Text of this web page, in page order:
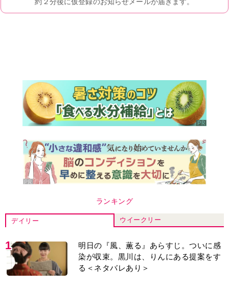
ランキング
デイリー ウイークリー
1
明日の『風、薫る』あらすじ。ついに感
染が収束。黒川は、りんにある提案をす
る＜ネタバレあり＞